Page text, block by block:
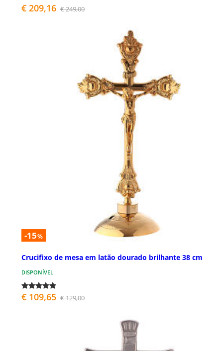
€ 209,16 € 249,00
-15%
Crucifixo de mesa em latão dourado brilhante 38 cm
DISPONÍVEL
€ 109,65 € 129,00